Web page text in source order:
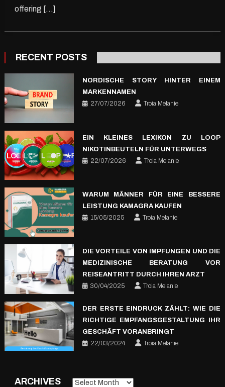
offering […]
RECENT POSTS
NORDISCHE STORY HINTER EINEM
MARKENNAMEN
27/07/2026
Troia Melanie
EIN KLEINES LEXIKON ZU LOOP
NIKOTINBEUTELN FÜR UNTERWEGS
22/07/2026
Troia Melanie
WARUM MÄNNER FÜR EINE BESSERE
LEISTUNG KAMAGRA KAUFEN
15/05/2025
Troia Melanie
DIE VORTEILE VON IMPFUNGEN UND DIE
MEDIZINISCHE BERATUNG VOR
REISEANTRITT DURCH IHREN ARZT
30/04/2025
Troia Melanie
DER ERSTE EINDRUCK ZÄHLT: WIE DIE
RICHTIGE EMPFANGSGESTALTUNG IHR
GESCHÄFT VORANBRINGT
22/03/2024
Troia Melanie
ARCHIVES Archives